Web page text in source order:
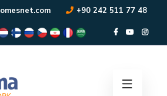
+90 242 511 77 48